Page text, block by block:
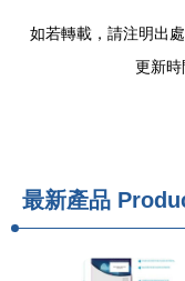
如若轉載，請注明出
更新
最新產品